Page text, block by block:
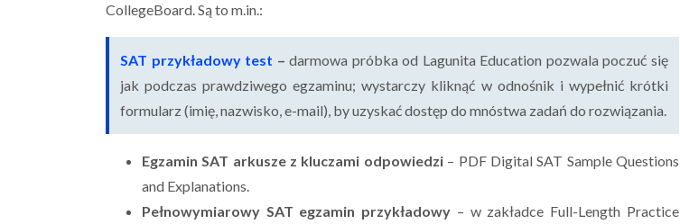
CollegeBoard. Są to m.in.:
SAT przykładowy test –darmowa próbka od Lagunita Education pozwala poczuć się
jak podczas prawdziwego egzaminu; wystarczy kliknąć w odnośnik i wypełnić krótki
formularz (imię, nazwisko, e-mail), by uzyskać dostęp do mnóstwa zadań do rozwiązania.
Egzamin SAT arkusze z kluczami odpowiedzi – PDF Digital SAT Sample Questions
and Explanations.
Pełnowymiarowy SAT egzamin przykładowy – w zakładce Full-Length Practice